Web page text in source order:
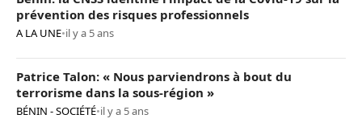
prévention des risques professionnels
A LA UNE•il y a 5 ans
Patrice Talon: « Nous parviendrons à bout du
terrorisme dans la sous-région »
BÉNIN - SOCIÉTÉ•il y a 5 ans